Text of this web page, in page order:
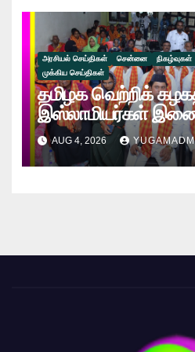
அரசியல் செய்திகள் சென்னை நிகழ்வுகள்
முக்கிய செய்திகள்
தமிழக வெற்றிக்
இஸ்லாமியர்கள்
AUG 4, 2026